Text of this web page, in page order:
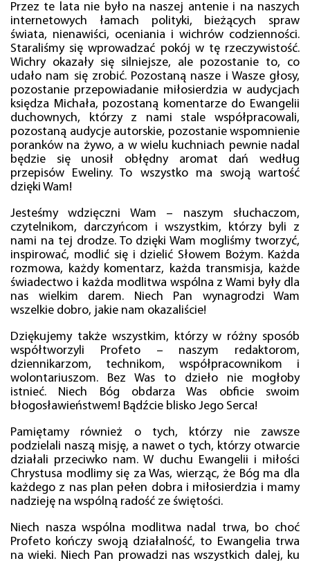
Przez te lata nie było na naszej antenie i na naszych
internetowych łamach polityki, bieżących spraw
świata, nienawiści, oceniania i wichrów codzienności.
Staraliśmy się wprowadzać pokój w tę rzeczywistość.
Wichry okazały się silniejsze, ale pozostanie to, co
udało nam się zrobić. Pozostaną nasze i Wasze głosy,
pozostanie przepowiadanie miłosierdzia w audycjach
księdza Michała, pozostaną komentarze do Ewangelii
duchownych, którzy z nami stale współpracowali,
pozostaną audycje autorskie, pozostanie wspomnienie
poranków na żywo, a w wielu kuchniach pewnie nadal
będzie się unosił obłędny aromat dań według
przepisów Eweliny. To wszystko ma swoją wartość
dzięki Wam!
Jesteśmy wdzięczni Wam – naszym słuchaczom,
czytelnikom, darczyńcom i wszystkim, którzy byli z
nami na tej drodze. To dzięki Wam mogliśmy tworzyć,
inspirować, modlić się i dzielić Słowem Bożym. Każda
rozmowa, każdy komentarz, każda transmisja, każde
świadectwo i każda modlitwa wspólna z Wami były dla
nas wielkim darem. Niech Pan wynagrodzi Wam
wszelkie dobro, jakie nam okazaliście!
Dziękujemy także wszystkim, którzy w różny sposób
współtworzyli Profeto – naszym redaktorom,
dziennikarzom, technikom, współpracownikom i
wolontariuszom. Bez Was to dzieło nie mogłoby
istnieć. Niech Bóg obdarza Was obficie swoim
błogosławieństwem! Bądźcie blisko Jego Serca!
Pamiętamy również o tych, którzy nie zawsze
podzielali naszą misję, a nawet o tych, którzy otwarcie
działali przeciwko nam. W duchu Ewangelii i miłości
Chrystusa modlimy się za Was, wierząc, że Bóg ma dla
każdego z nas plan pełen dobra i miłosierdzia i mamy
nadzieję na wspólną radość ze świętości.
Niech nasza wspólna modlitwa nadal trwa, bo choć
Profeto kończy swoją działalność, to Ewangelia trwa
na wieki. Niech Pan prowadzi nas wszystkich dalej, ku